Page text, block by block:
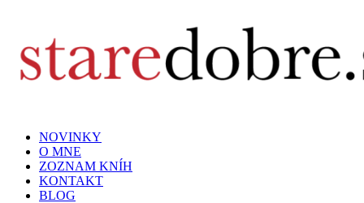
NOVINKY
O MNE
ZOZNAM KNÍH
KONTAKT
BLOG